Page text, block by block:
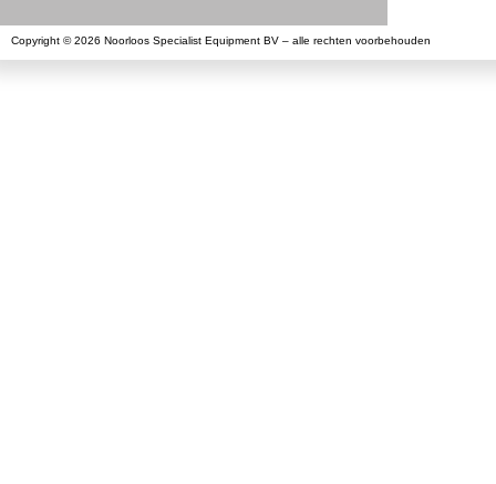
Copyright © 2026 Noorloos Specialist Equipment BV – alle rechten voorbehouden